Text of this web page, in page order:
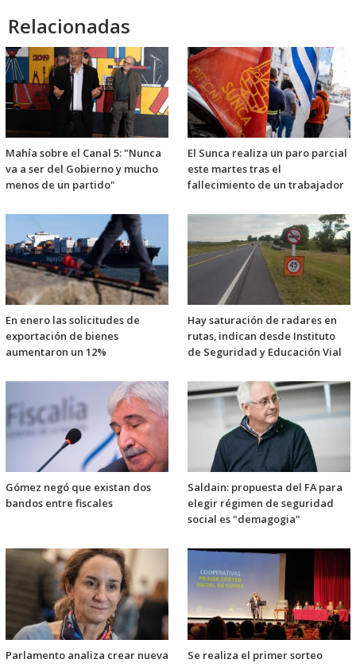
Relacionadas
Mahía sobre el Canal 5: "Nunca
va a ser del Gobierno y mucho
menos de un partido"
El Sunca realiza un paro parcial
este martes tras el
fallecimiento de un trabajador
En enero las solicitudes de
exportación de bienes
aumentaron un 12%
Hay saturación de radares en
rutas, indican desde Instituto
de Seguridad y Educación Vial
Gómez negó que existan dos
bandos entre fiscales
Saldain: propuesta del FA para
elegir régimen de seguridad
social es "demagogia"
Parlamento analiza crear nueva
Se realiza el primer sorteo